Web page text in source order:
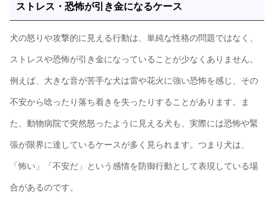
ストレス・恐怖が引き金になるケース
犬の怒りや攻撃的に見える行動は、単純な性格の問題ではなく、
ストレスや恐怖が引き金になっていることが少なくありません。
例えば、大きな音が苦手な犬は雷や花火に強い恐怖を感じ、その
不安から唸ったり落ち着きを失ったりすることがあります。ま
た、動物病院で突然怒ったように見える犬も、実際には恐怖や緊
張が限界に達しているケースが多く見られます。つまり犬は、
「怖い」「不安だ」という感情を防御行動として表現している場
合があるのです。